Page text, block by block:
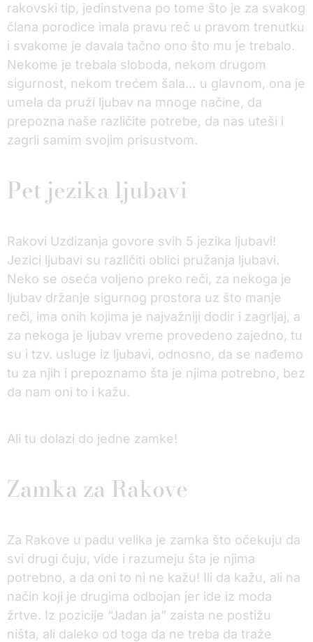
rakovski tip, jedinstvena po tome što je za svakog
člana porodice imala pravu reč u pravom trenutku
i svakome je davala tačno ono što mu je trebalo.
Nekome je trebala sloboda, nekom drugom
sigurnost, nekom trećem šala… u glavnom, ona je
umela da pruži ljubav na mnoge načine, da
prepozna naše različite potrebe, da nas uteši i
zagrli samim svojim prisustvom.
Pet jezika ljubavi
Rakovi Uzdizanja govore svih 5 jezika ljubavi!
Jezici ljubavi su različiti oblici pružanja ljubavi.
Neko se oseća voljeno preko reči, za nekoga je
ljubav držanje sigurnog prostora uz što manje
reči, ima onih kojima je najvažniji dodir i zagrljaj, a
za nekoga je ljubav vreme provedeno zajedno, tu
su i tzv. usluge iz ljubavi, odnosno, da se nađemo
tu za njih i prepoznamo šta je njima potrebno, bez
da nam oni to i kažu.
Ali tu dolazi do jedne zamke!
Zamka za Rakove
Za Rakove u padu velika je zamka što očekuju da
svi drugi čuju, vide i razumeju šta je njima
potrebno, a da oni to ni ne kažu! Ili da kažu, ali na
način koji je drugima odbojan jer ide iz moda
žrtve. Iz pozicije “Jadan ja” zaista ne postižu
ništa, ali daleko od toga da ne treba da traže